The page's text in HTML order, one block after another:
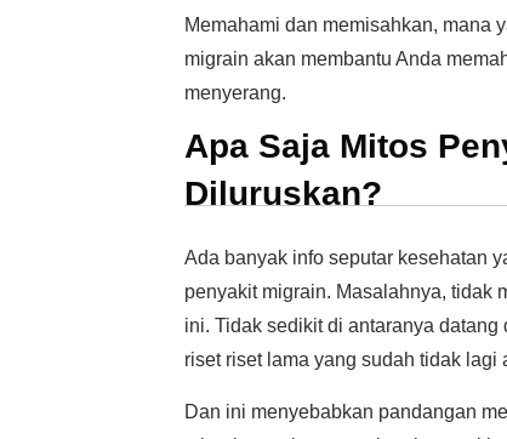
Memahami dan memisahkan, mana
migrain akan membantu Anda
menyerang.
Apa Saja Mitos
Diluruskan?
Ada banyak info seputar kesehatan
penyakit migrain. Masalahnya, tidak
ini. Tidak sedikit di antaranya
riset riset lama yang sudah tidak
Dan ini menyebabkan pandangan